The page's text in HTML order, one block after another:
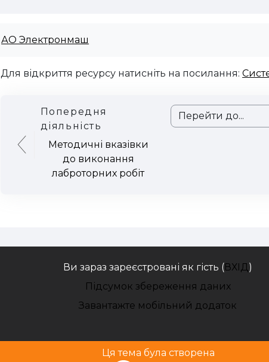
АО Электронмаш
Для відкриття ресурсу натисніть на посилання:
Попередня
діяльність
Методичні вказівки
до виконання
лаброторних робіт
Перейти до...
Ви зараз зареєстровані як гість (ВХІД)
Підсумок збереження даних
Завантажте мобільний додаток
Ця тема була створена